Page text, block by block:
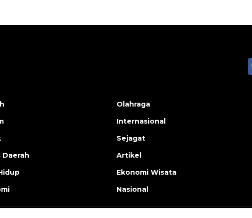
Olahraga
Internasional
Sejagat
Artikel
Ekonomi Wisata
Nasional